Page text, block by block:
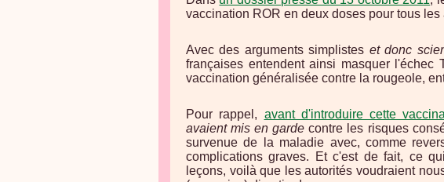
vaccination ROR en deux doses pour tous
Avec des arguments simplistes et donc
françaises entendent ainsi masquer l'échec
vaccination généralisée contre la rougeole,
Pour rappel, avant d'introduire cette
avaient mis en garde contre les risques
survenue de la maladie avec, comme
complications graves. Et c'est de fait, ce
leçons, voilà que les autorités voudraient